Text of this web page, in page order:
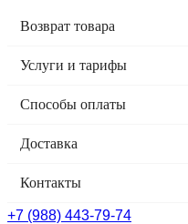
Возврат товара
Услуги и тарифы
Способы оплаты
Доставка
Контакты
+7 (988) 443-79-74